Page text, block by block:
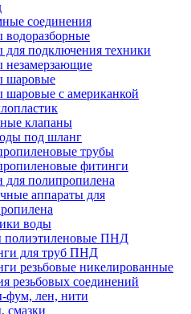
соединения
водоразборные
для подключения техники
незамерзающие
шаровые
шаровые с американкой
клапаны
под шланг
трубы
фитинги
для полипропилена
аппараты для
воды
полиэтиленовые ПНД
для труб ПНД
резьбовые никелированные
резьбовых соединений
фум, лен, нити
смазки